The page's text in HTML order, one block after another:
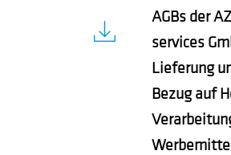
AGBs der
services
Lieferung
Bezug auf